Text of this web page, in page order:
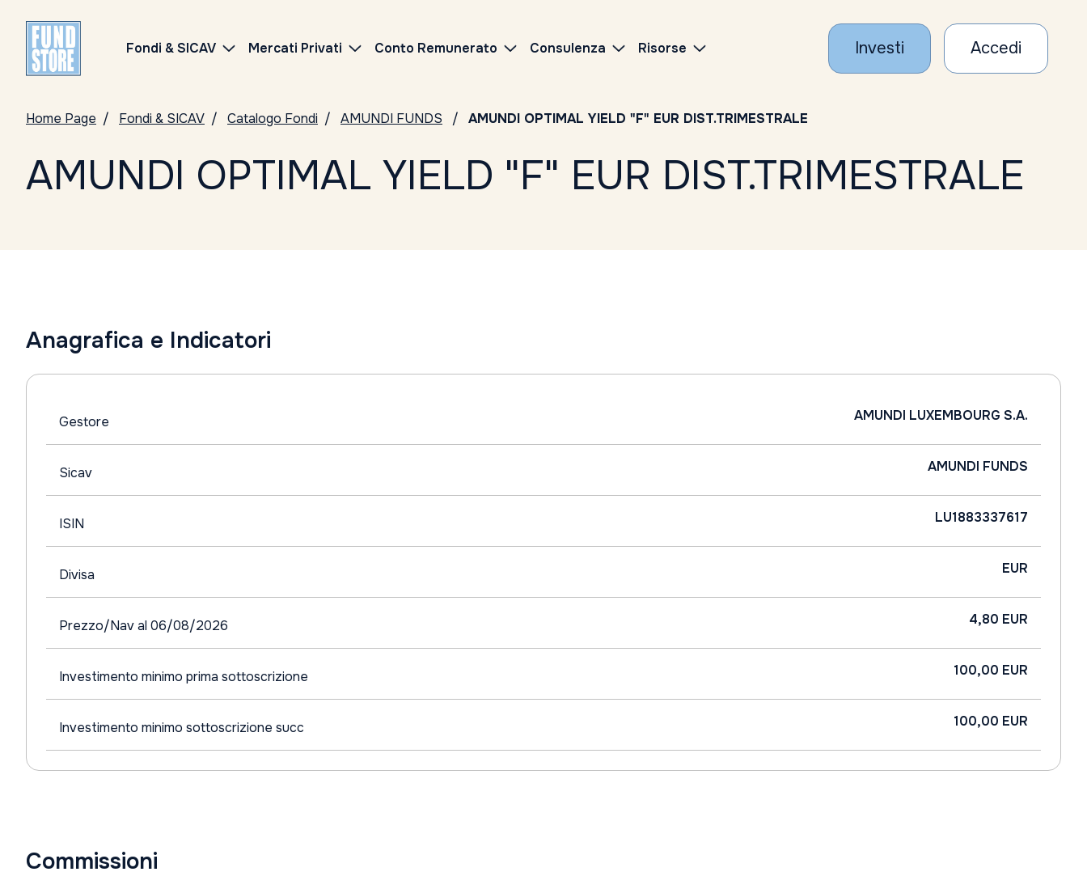
Fondi & SICAV Mercati Privati Conto Remunerato Consulenza Risorse Investi Accedi
Home Page Fondi & SICAV Catalogo Fondi AMUNDI FUNDS AMUNDI OPTIMAL YIELD "F" EUR DIST.TRIMESTRALE
AMUNDI OPTIMAL YIELD "F" EUR DIST.TRIMESTRALE
Anagrafica e Indicatori
Gestore AMUNDI LUXEMBOURG S.A.
Sicav AMUNDI FUNDS
ISIN LU1883337617
Divisa EUR
Prezzo/Nav al 06/08/2026 4,80 EUR
Investimento minimo prima sottoscrizione 100,00 EUR
Investimento minimo sottoscrizione succ 100,00 EUR
Commissioni